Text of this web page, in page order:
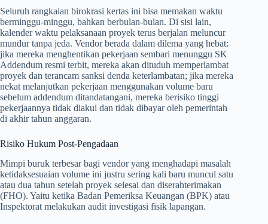
Seluruh rangkaian birokrasi kertas ini bisa memakan waktu
berminggu-minggu, bahkan berbulan-bulan. Di sisi lain,
kalender waktu pelaksanaan proyek terus berjalan meluncur
mundur tanpa jeda. Vendor berada dalam dilema yang hebat:
jika mereka menghentikan pekerjaan sembari menunggu SK
Addendum resmi terbit, mereka akan dituduh memperlambat
proyek dan terancam sanksi denda keterlambatan; jika mereka
nekat melanjutkan pekerjaan menggunakan volume baru
sebelum addendum ditandatangani, mereka berisiko tinggi
pekerjaannya tidak diakui dan tidak dibayar oleh pemerintah
di akhir tahun anggaran.
Risiko Hukum Post-Pengadaan
Mimpi buruk terbesar bagi vendor yang menghadapi masalah
ketidaksesuaian volume ini justru sering kali baru muncul satu
atau dua tahun setelah proyek selesai dan diserahterimakan
(FHO). Yaitu ketika Badan Pemeriksa Keuangan (BPK) atau
Inspektorat melakukan audit investigasi fisik lapangan.